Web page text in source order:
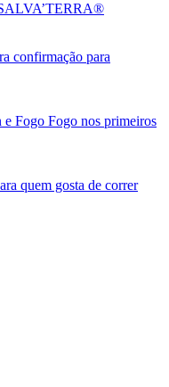
confirmação para
Fogo Fogo nos primeiros
quem gosta de correr